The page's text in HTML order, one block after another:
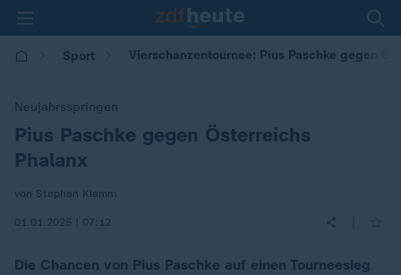
Sport Vierschanzentournee: Pius Paschke gegen
Neujahrsspringen
:Pius Paschke gegen Österreichs
Phalanx
von Stephan Klemm
01.01.2025 | 07:12
Die Chancen von Pius Paschke auf einen Tourneesieg